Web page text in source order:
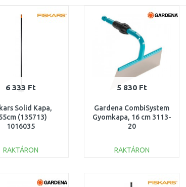
6 333 Ft
Solid Kapa,
(135713)
1016035
RAKTÁRON
Összehasonlítás
5 830 Ft
Gardena CombiSystem
Gyomkapa, 16 cm 3113-
20
RAKTÁRON
Összehasonlítás